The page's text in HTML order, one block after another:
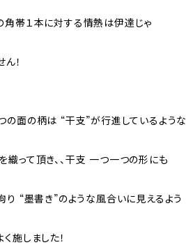
角帯１本に対する情熱は伊達じゃ
ん！
の面の柄は “干支”が行進しているような
織って頂き、、干支 一つ一つの形にも
り “墨書き”のような風合いに見えるよう
く施しました！